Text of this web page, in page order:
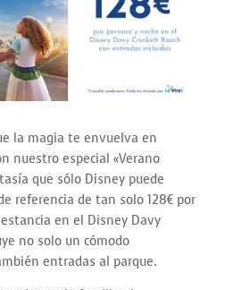
la magia te envuelva en
nuestro especial «Verano
que sólo Disney puede
referencia de tan solo 128€ por
en el Disney Davy
no solo un cómodo
entradas al parque.